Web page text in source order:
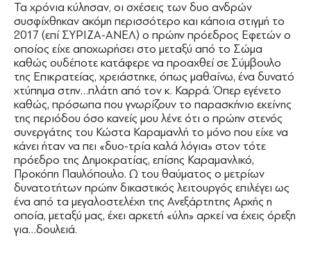
Τα χρόνια κύλησαν, οι σχέσεις των δυο ανδρών
συσφίχθηκαν ακόμη περισσότερο και κάποια στιγμή το
2017 (επί ΣΥΡΙΖΑ-ΑΝΕΛ) ο πρώην πρόεδρος Εφετών ο
οποίος είχε αποχωρήσει στο μεταξύ από το Σώμα
καθώς ουδέποτε κατάφερε να προαχθεί σε Σύμβουλο
της Επικρατείας, χρειάστηκε, όπως μαθαίνω, ένα δυνατό
χτύπημα στην…πλάτη από τον κ. Καρρά. Όπερ εγένετο
καθώς, πρόσωπα που γνωρίζουν το παρασκήνιο εκείνης
της περιόδου όσο κανείς μου λένε ότι ο πρώην στενός
συνεργάτης του Κώστα Καραμανλή το μόνο που είχε να
κάνει ήταν να πει «δυο-τρία καλά λόγια» στον τότε
πρόεδρο της Δημοκρατίας, επίσης Καραμανλικό,
Προκόπη Παυλόπουλο. Ω του θαύματος ο μετρίων
δυνατοτήτων πρώην δικαστικός λειτουργός επιλέγει ως
ένα από τα μεγαλοστελέχη της Ανεξάρτητης Αρχής η
οποία, μεταξύ μας, έχει αρκετή «ύλη» αρκεί να έχεις όρεξη
για…δουλειά.